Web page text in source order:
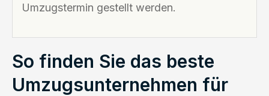
Umzugstermin gestellt werden.
So finden Sie das beste
Umzugsunternehmen für